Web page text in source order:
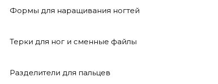
Формы для наращивания ногтей
Терки для ног и сменные файлы
Разделители для пальцев